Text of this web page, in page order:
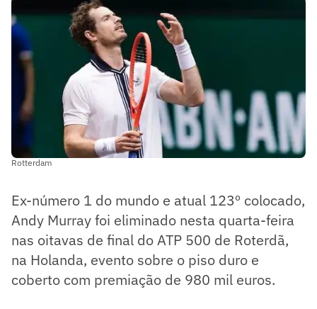
Rotterdam
Ex-número 1 do mundo e atual 123º colocado,
Andy Murray foi eliminado nesta quarta-feira
nas oitavas de final do ATP 500 de Roterdã,
na Holanda, evento sobre o piso duro e
coberto com premiação de 980 mil euros.